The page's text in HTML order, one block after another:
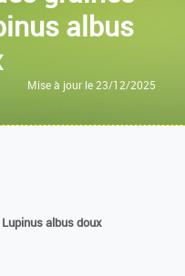
albus
Mise à jour le 23/12/2025
albus doux